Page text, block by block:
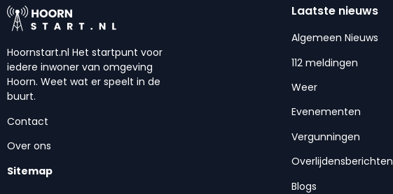
Hoornstart.nl Het startpunt voor
iedere inwoner van omgeving
Hoorn. Weet wat er speelt in de
buurt.
Contact
Over ons
Sitemap
Laatste nieuws
Algemeen Nieuws
112 meldingen
Weer
Evenementen
Vergunningen
Overlijdensberichten
Blogs